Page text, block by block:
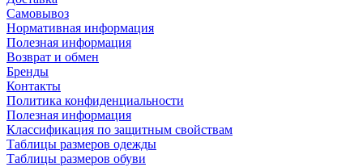
Самовывоз
Нормативная информация
Полезная информация
Возврат и обмен
Бренды
Контакты
Политика конфиденциальности
Полезная информация
Классификация по защитным свойствам
Таблицы размеров одежды
Таблицы размеров обуви